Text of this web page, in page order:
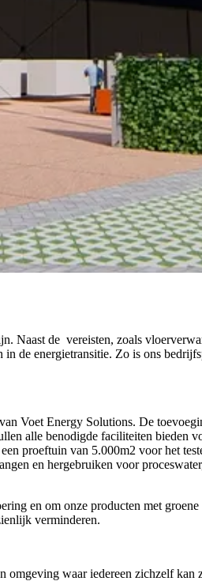
Naast de vereisten, zoals
de energietransitie. Zo is ons
Voet Energy Solutions. De
alle benodigde faciliteiten bieden
proeftuin van 5.000m2 voor het
en hergebruiken voor
en om onze producten met
verminderen.
omgeving waar iedereen zichzelf kan